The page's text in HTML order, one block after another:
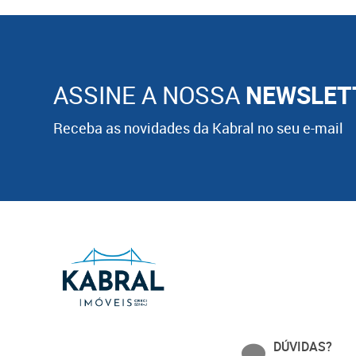
ASSINE A NOSSA
Receba as novidades da Kabral no seu e-mail
DÚVIDAS?